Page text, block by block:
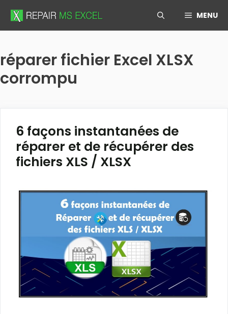
Skip
MENU
réparer fichier Excel XLSX
corrompu
6 façons instantanées de
réparer et de récupérer des
fichiers XLS / XLSX